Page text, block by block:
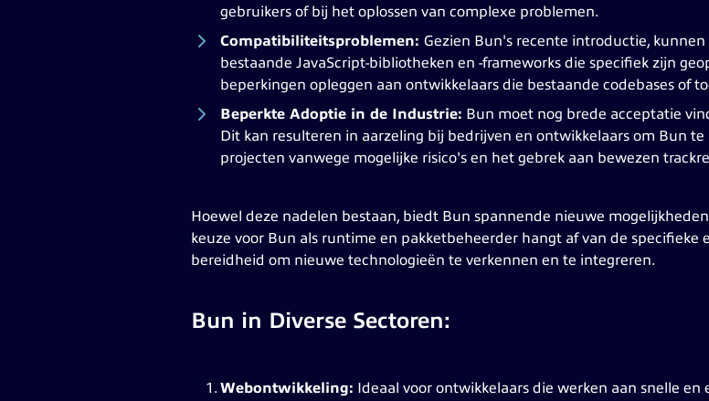
gebruikers of bij het oplossen van complexe problemen.
Compatibiliteitsproblemen: Gezien Bun's recente introductie,
bestaande JavaScript-bibliotheken en -frameworks die specifiek zijn
beperkingen opleggen aan ontwikkelaars die bestaande codebases of
Beperkte Adoptie in de Industrie: Bun moet nog brede acceptatie
Dit kan resulteren in aarzeling bij bedrijven en ontwikkelaars om Bun
projecten vanwege mogelijke risico's en het gebrek aan bewezen
Hoewel deze nadelen bestaan, biedt Bun spannende nieuwe
keuze voor Bun als runtime en pakketbeheerder hangt af van de specifieke
bereidheid om nieuwe technologieën te verkennen en te integreren.
Bun in Diverse Sectoren:
Webontwikkeling: Ideaal voor ontwikkelaars die werken aan snelle